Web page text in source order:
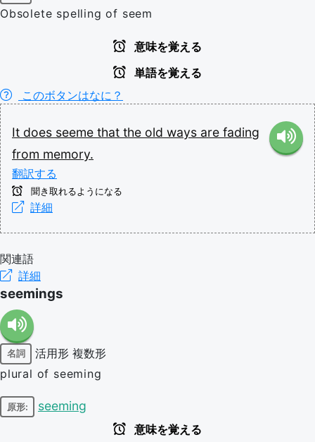
Obsolete spelling of seem
意味を覚える
単語を覚える
このボタンはなに？
It does seeme that the old ways are fading
from memory.
翻訳する
聞き取れるようになる
詳細
関連語
詳細
seemings
名詞 活用形 複数形
plural of seeming
原形: seeming
意味を覚える